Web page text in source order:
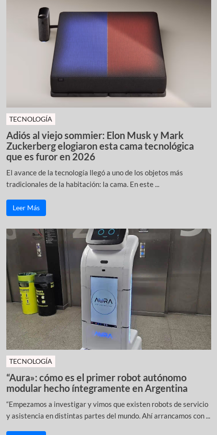
TECNOLOGÍA
Adiós al viejo sommier: Elon Musk y Mark
Zuckerberg elogiaron esta cama tecnológica
que es furor en 2026
El avance de la tecnología llegó a uno de los objetos más
tradicionales de la habitación: la cama. En este ...
Leer Más
TECNOLOGÍA
“Aura»: cómo es el primer robot autónomo
modular hecho íntegramente en Argentina
“Empezamos a investigar y vimos que existen robots de servicio
y asistencia en distintas partes del mundo. Ahí arrancamos con ...